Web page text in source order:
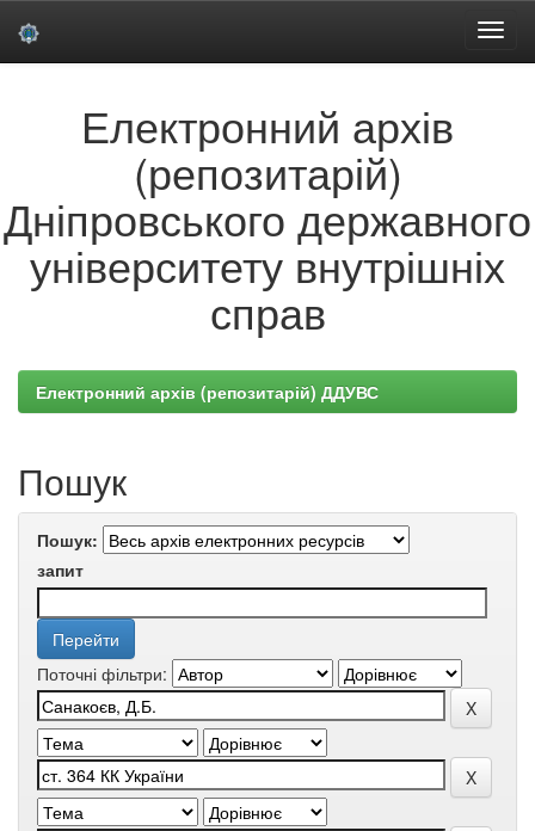
Електронний архів
(репозитарій)
Дніпровського державного
університету внутрішніх
справ
Електронний архів (репозитарій) ДДУВС
Пошук
Пошук:
запит
Поточні фільтри: